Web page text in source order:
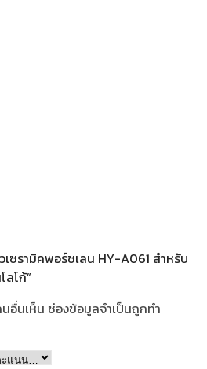
ซรามิคพอร์ชเลน HY-A061 สำหรับ
ลโก้”
อื่นเห็น ช่องข้อมูลจำเป็นถูกทำ